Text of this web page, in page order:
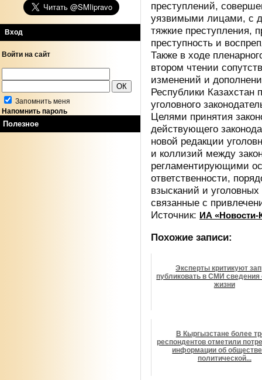
Вход
Войти на сайт
Запомнить меня
Напомнить пароль
Полезное
преступлений,
уязвимыми лицами, с
тяжкие преступления,
преступность и
Также в ходе
втором чтении
изменений и
Республики Казахстан
уголовного
Целями принятия
действующего
новой редакции
и коллизий между
регламентирующими
ответственности,
взысканий и
связанные с
Источник: ИА «Новости-
Похожие записи:
Эксперты критикуют
публиковать в СМИ сведения
жизни
В Кыргызстане более
респондентов отметили
информации об
политической...